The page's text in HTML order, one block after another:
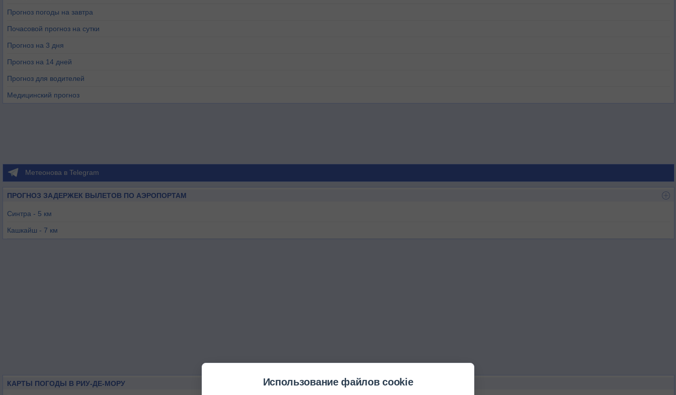
Прогноз погоды на завтра
Почасовой прогноз на сутки
Прогноз на 3 дня
Прогноз на 14 дней
Прогноз для водителей
Медицинский прогноз
Метеонова в Telegram
ПРОГНОЗ ЗАДЕРЖЕК ВЫЛЕТОВ ПО АЭРОПОРТАМ
Синтра - 5 км
Кашкайш - 7 км
КАРТЫ ПОГОДЫ В РИУ-ДЕ-МОРУ
Использование файлов cookie